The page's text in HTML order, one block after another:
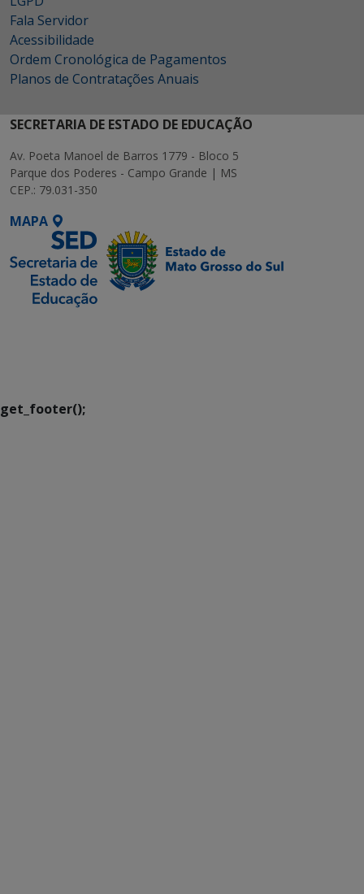
Fala Servidor
Acessibilidade
Ordem Cronológica de Pagamentos
Planos de Contratações Anuais
SECRETARIA DE ESTADO DE EDUCAÇÃO
Av. Poeta Manoel de Barros 1779 - Bloco 5
Parque dos Poderes - Campo Grande | MS
CEP.: 79.031-350
MAPA
get_footer();